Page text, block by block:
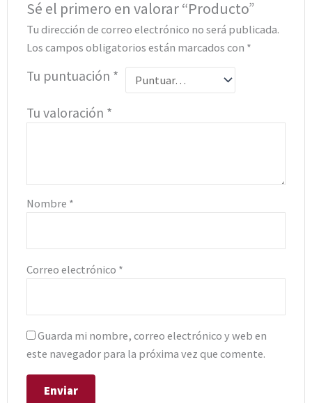
Sé el primero en valorar “Producto”
Tu dirección de correo electrónico no será publicada.
Los campos obligatorios están marcados con *
Tu puntuación *
Tu valoración *
Nombre *
Correo electrónico *
Guarda mi nombre, correo electrónico y web en
este navegador para la próxima vez que comente.